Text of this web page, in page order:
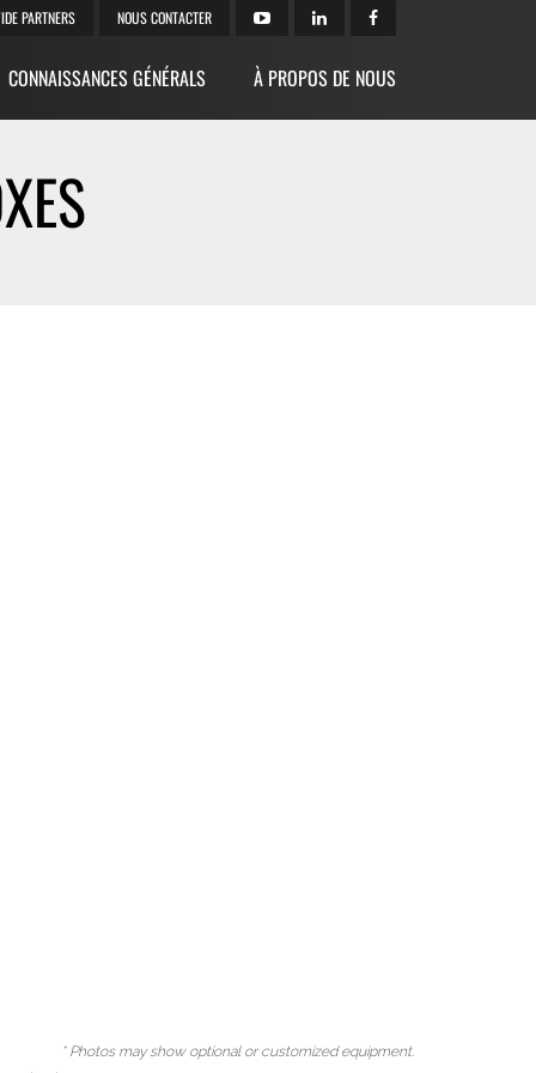
PARTNERS NOUS CONTACTER
CONNAISSANCES GÉNÉRALS À PROPOS DE NOUS
* Photos may show optional or customized equipment.